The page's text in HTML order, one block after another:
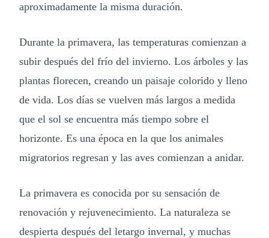
aproximadamente la misma duración.
Durante la primavera, las temperaturas comienzan a
subir después del frío del invierno. Los árboles y las
plantas florecen, creando un paisaje colorido y lleno
de vida. Los días se vuelven más largos a medida
que el sol se encuentra más tiempo sobre el
horizonte. Es una época en la que los animales
migratorios regresan y las aves comienzan a anidar.
La primavera es conocida por su sensación de
renovación y rejuvenecimiento. La naturaleza se
despierta después del letargo invernal, y muchas